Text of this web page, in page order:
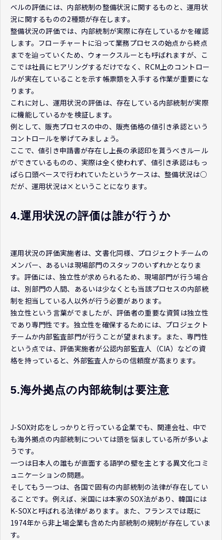
ベルの評価には、内部統制の整備状況に関するものと、運用状
況に関するものの2種類が存在します。
整備状況の評価では、内部統制が実際に存在しているかを確認
します。フローチャートに沿って業務プロセスの始点から終点
までを辿っていくため、ウォークスルーとも呼ばれますが、こ
こでは社員にヒアリングするだけでなく、RCM上のコントロー
ルが実在していることを示す帳票類を入手する作業が重要にな
ります。
これに対し、運用状況の評価は、存在している内部統制が実際
に機能しているかを検証します。
例として、販売プロセスの中の、販売価格の値引き承認という
コントロールを挙げてみましょう。
ここで、値引き申請書が存在し上長の承認印を貰うべきルール
ができているものの、実際は全く使われず、値引き承認はもっ
ぱら口頭ベースで行われていたというケースは、整備状況は○
だが、運用状況は×ということになります。
4.運用状況の評価は誰が行うか
運用状況の評価実施者は、文書化同様、プロジェクトチームの
メンバー、あるいは現場部門のスタッフのいずれかとなりま
す。評価には、独立性が求められるため、現場部門が行う場合
は、別部門の人間、あるいは少なくとも当該プロセスの内部統
制を担当している人以外が行う必要があります。
独立性という言葉がでましたが、評価者の重要な資質は独立性
であり専門性です。独立性を確保するためには、プロジェクト
チームか内部監査部門が行うことが望まれます。また、専門性
という点では、評価実施者が公認内部監査人（CIA）などの資
格を持っていると、外部監査人からの信頼度が高まります。
5.海外拠点の内部統制は要注意
J-SOX対応をしっかりと行っている企業でも、関連会社、中で
も海外拠点の内部統制については頭を悩ましている所が多いよ
うです。
一つは日本人の誰もが直面する語学の壁を主とする異文化コミ
ュニケーションの問題。
そしてもう一つは、各国で固有の内部統制の法律が存在してい
ることです。例えば、米国には本家のSOX法があり、韓国には
K-SOXと呼ばれる法律があります。また、フランスでは既に
1974年から非上場企業も含めた内部統制の規制が存在していま
す。